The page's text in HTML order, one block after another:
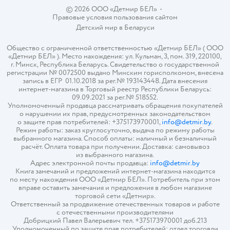
© 2026 ООО «Детмир БЕЛ»•
Правовые условия пользования сайтом
Детский мир в Беларуси
Общество с ограниченной ответственностью «Детмир БЕЛ» ( ООО
«Детмир БЕЛ» ). Место нахождения: ул. Кульман, 3, пом. 319, 220100,
г. Минск, Республика Беларусь. Свидетельство о государственной
регистрации № 0072500 выдано Минским горисполкомом, внесена
запись в ЕГР 01.10.2018 за рег.№ 193143448. Дата внесения
интернет-магазина в Торговый реестр Республики Беларусь:
09.09.2021 за рег.№ 518552.
Уполномоченный продавца рассматривать обращения покупателей
о нарушении их прав, предусмотренных законодательством
о защите прав потребителей: +375173970001,info@detmir.by.
Режим работы: заказ круглосуточно, выдача по режиму работы
выбранного магазина. Способ оплаты: наличный и безналичный
расчёт. Оплата товара при получении. Доставка: самовывоз
из выбранного магазина.
Адрес электронной почты продавца: info@detmir.by
Книга замечаний и предложений интернет-магазина находится
по месту нахождения ООО «Детмир БЕЛ». Потребитель при этом
вправе оставить замечания и предложения в любом магазине
торговой сети «Детмир».
Ответственный за продвижение отечественных товаров и работе
с отечественными производителями
Добрицкий Павел Валерьевич тел. +375173970001 доб.213